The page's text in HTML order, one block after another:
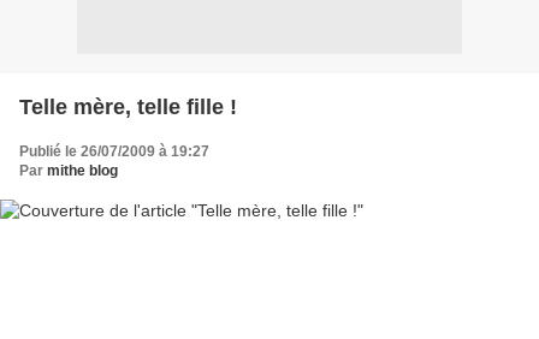
Telle mère, telle fille !
Publié le 26/07/2009 à 19:27
Par mithe blog